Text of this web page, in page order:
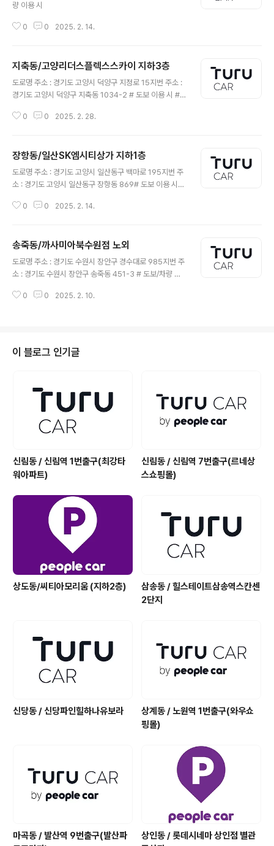
량 이용 시
0 0 2025. 2. 14.
지축동/고양리더스플렉스스카이 지하3층
도로명 주소 : 경기도 고양시 덕양구 지정로 15지번 주소 :
경기도 고양시 덕양구 지축동 1034-2 # 도보 이용 시 #
0 0 2025. 2. 28.
장항동/일산SK엠시티상가 지하1층
도로명 주소 : 경기도 고양시 일산동구 백마로 195지번 주
소 : 경기도 고양시 일산동구 장항동 869# 도보 이용 시#
0 0 2025. 2. 14.
송죽동/까사미아북수원점 노외
도로명 주소 : 경기도 수원시 장안구 경수대로 985지번 주
소 : 경기도 수원시 장안구 송죽동 451-3 # 도보/차량 이
0 0 2025. 2. 10.
이 블로그 인기글
신림동 / 신림역 1번출구(최강타
워아파트)
신림동 / 신림역 7번출구(르네상
스쇼핑몰)
상도동/씨티아모리움 (지하2층)
삼송동 / 힐스테이트삼송역스칸센
2단지
신당동 / 신당파인힐하나유보라
상계동 / 노원역 1번출구(와우쇼
핑몰)
마곡동 / 발산역 9번출구(발산파
상인동 / 롯데시네마 상인점 별관